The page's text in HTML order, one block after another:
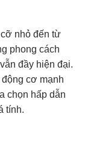
nhỏ đến từ
phong cách
đầy hiện đại.
cơ mạnh
chọn hấp dẫn
tính.